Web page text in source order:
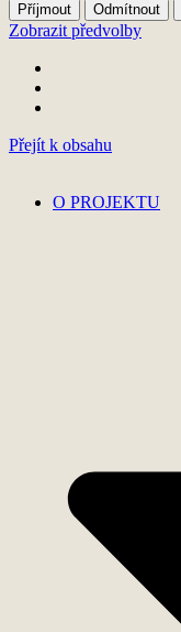
Příjmout Odmítnout
Zobrazit předvolby
Přejít k obsahu
O PROJEKTU